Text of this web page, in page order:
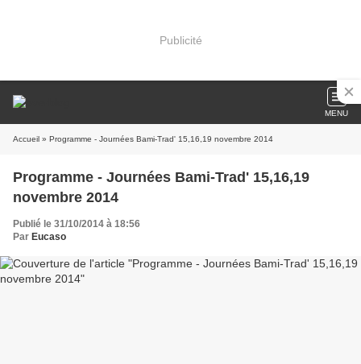
Publicité
MENU
Accueil » Programme - Journées Bami-Trad' 15,16,19 novembre 2014
Programme - Journées Bami-Trad' 15,16,19
novembre 2014
Publié le 31/10/2014 à 18:56
Par Eucaso